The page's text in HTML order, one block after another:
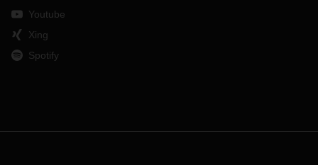
Youtube
Xing
Spotify